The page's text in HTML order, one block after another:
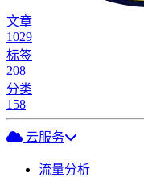
文章
1029
标签
208
分类
158
云服务
流量分析